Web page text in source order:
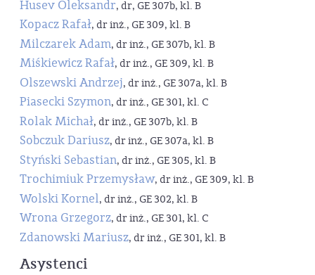
Husev Oleksandr, dr, GE 307b, kl. B
Kopacz Rafał, dr inż., GE 309, kl. B
Milczarek Adam, dr inż., GE 307b, kl. B
Miśkiewicz Rafał, dr inż., GE 309, kl. B
Olszewski Andrzej, dr inż., GE 307a, kl. B
Piasecki Szymon, dr inż., GE 301, kl. C
Rolak Michał, dr inż., GE 307b, kl. B
Sobczuk Dariusz, dr inż., GE 307a, kl. B
Styński Sebastian, dr inż., GE 305, kl. B
Trochimiuk Przemysław, dr inż., GE 309, kl. B
Wolski Kornel, dr inż., GE 302, kl. B
Wrona Grzegorz, dr inż., GE 301, kl. C
Zdanowski Mariusz, dr inż., GE 301, kl. B
Asystenci